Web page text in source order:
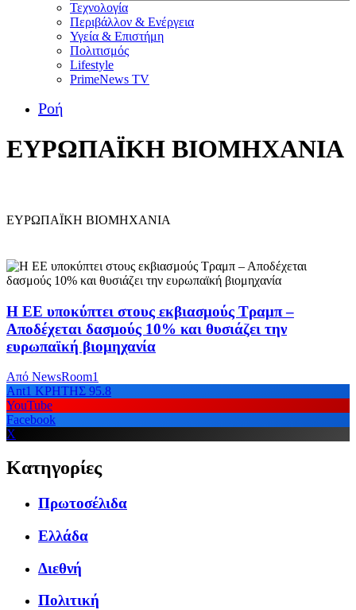
Τεχνολογία
Περιβάλλον & Ενέργεια
Υγεία & Επιστήμη
Πολιτισμός
Lifestyle
PrimeNews TV
Ροή
ΕΥΡΩΠΑΪΚΗ ΒΙΟΜΗΧΑΝΙΑ
ΕΥΡΩΠΑΪΚΗ ΒΙΟΜΗΧΑΝΙΑ
Η ΕΕ υποκύπτει στους εκβιασμούς Τραμπ –
Αποδέχεται δασμούς 10% και θυσιάζει την
ευρωπαϊκή βιομηχανία
Από NewsRoom1
Ant1 ΚΡΗΤΗΣ 95.8
YouTube
Facebook
X
Κατηγορίες
Πρωτοσέλιδα
Ελλάδα
Διεθνή
Πολιτική